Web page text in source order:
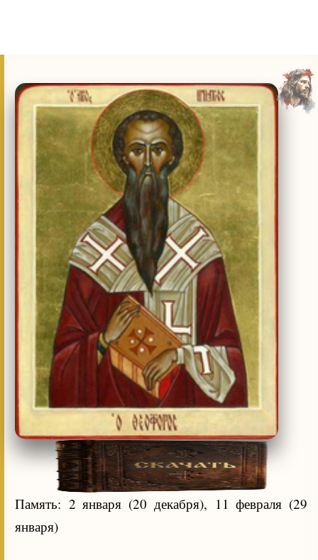
Память: 2 января (20 декабря), 11 февраля (29
января)